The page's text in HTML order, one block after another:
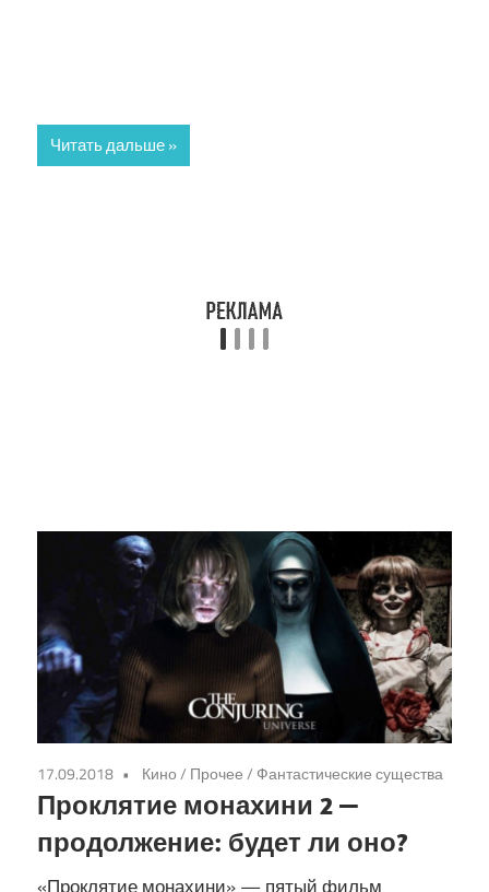
Читать дальше
17.09.2018 Кино/ Прочее/ Фантастические существа
Проклятие монахини 2 —
продолжение: будет ли оно?
«Проклятие монахини» — пятый фильм